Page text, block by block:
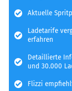
Aktuelle
Ladetarife
erfahren
Detaillierte
und 30.000
Flizzi